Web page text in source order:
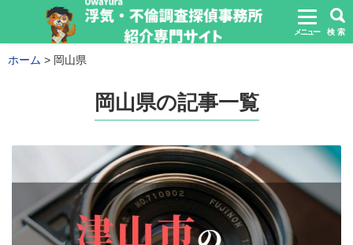
メニュー 検 索
ホーム 岡山県
岡山県の記事一覧